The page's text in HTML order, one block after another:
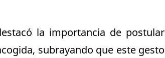
la importancia de postular
subrayando que este gesto